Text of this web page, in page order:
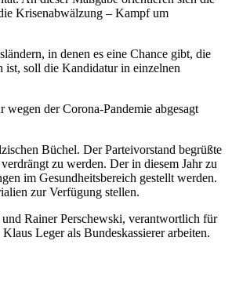
Krisenabwälzung – Kampf um
in denen es eine Chance gibt, die
ist, soll die Kandidatur in einzelnen
der Corona-Pandemie abgesagt
Büchel. Der Parteivorstand begrüßte
zu werden. Der in diesem Jahr zu
im Gesundheitsbereich gestellt werden.
zur Verfügung stellen.
Rainer Perschewski, verantwortlich für
Leger als Bundeskassierer arbeiten.